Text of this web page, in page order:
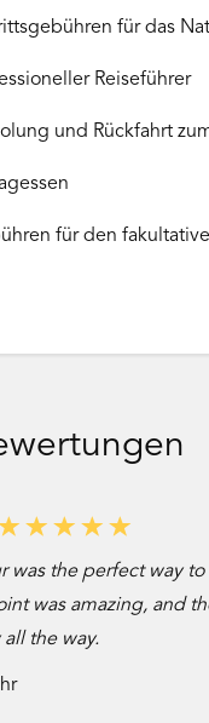
für das
Reiseführer
und Rückfahrt
für den
was the perfect way
was amazing, and
all the way.